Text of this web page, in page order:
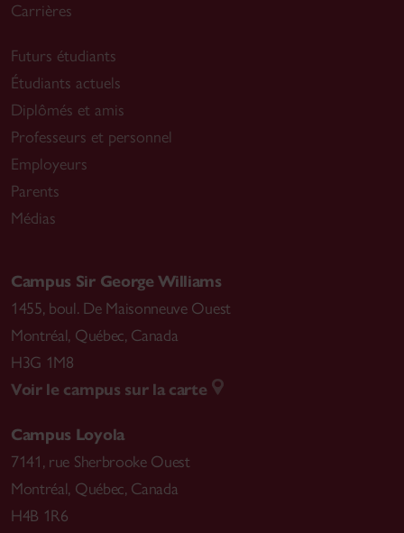
Carrières
Futurs étudiants
Étudiants actuels
Diplômés et amis
Professeurs et personnel
Employeurs
Parents
Médias
Campus Sir George Williams
1455, boul. De Maisonneuve Ouest
Montréal, Québec, Canada
H3G 1M8
Voir le campus sur la carte
Campus Loyola
7141, rue Sherbrooke Ouest
Montréal, Québec, Canada
H4B 1R6